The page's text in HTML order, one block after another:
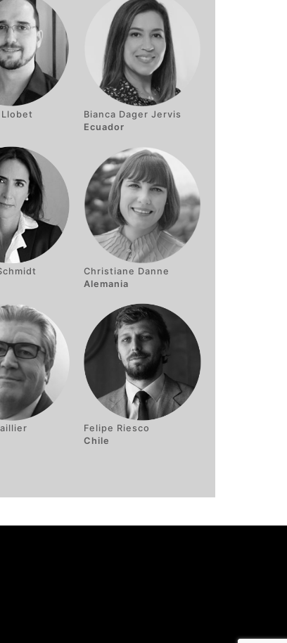
Bianca Dager Jervis
Ecuador
Christiane Danne
Alemania
Felipe Riesco
Chile